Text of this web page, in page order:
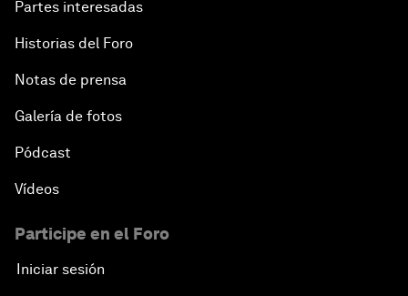
Partes interesadas
Historias del Foro
Notas de prensa
Galería de fotos
Pódcast
Vídeos
Participe en el Foro
Iniciar sesión